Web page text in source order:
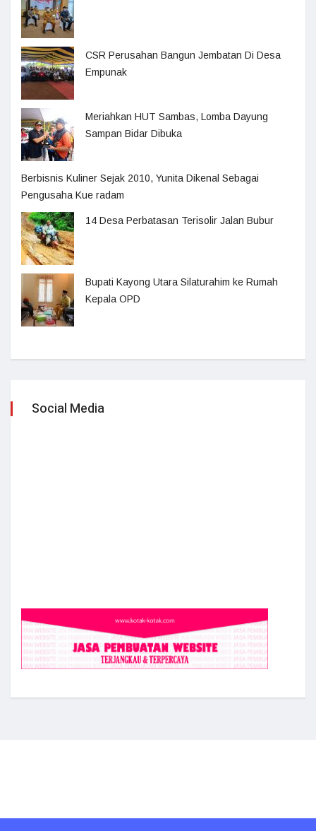
CSR Perusahan Bangun Jembatan Di Desa
Empunak
Meriahkan HUT Sambas, Lomba Dayung
Sampan Bidar Dibuka
Berbisnis Kuliner Sejak 2010, Yunita Dikenal Sebagai
Pengusaha Kue radam
14 Desa Perbatasan Terisolir Jalan Bubur
Bupati Kayong Utara Silaturahim ke Rumah
Kepala OPD
Social Media